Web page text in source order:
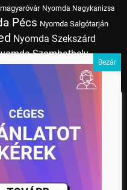
fokozására,
megjelenítésére,
elfogad" gombra
Nyomda Nagykanizsa
Pécs Nyomda Salgótarján
Nyomda Szekszárd
Szombathely
Tatabánya Nyomda Vác
nyomtatás
Budapesten